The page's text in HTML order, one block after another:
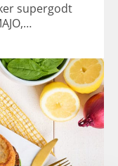
supergodt